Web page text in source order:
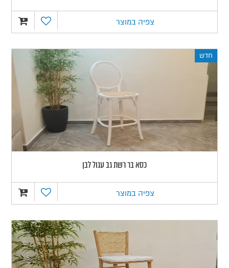
צפיה במוצר
כסא בר רשת גב עגול לבן
צפיה במוצר
חדש